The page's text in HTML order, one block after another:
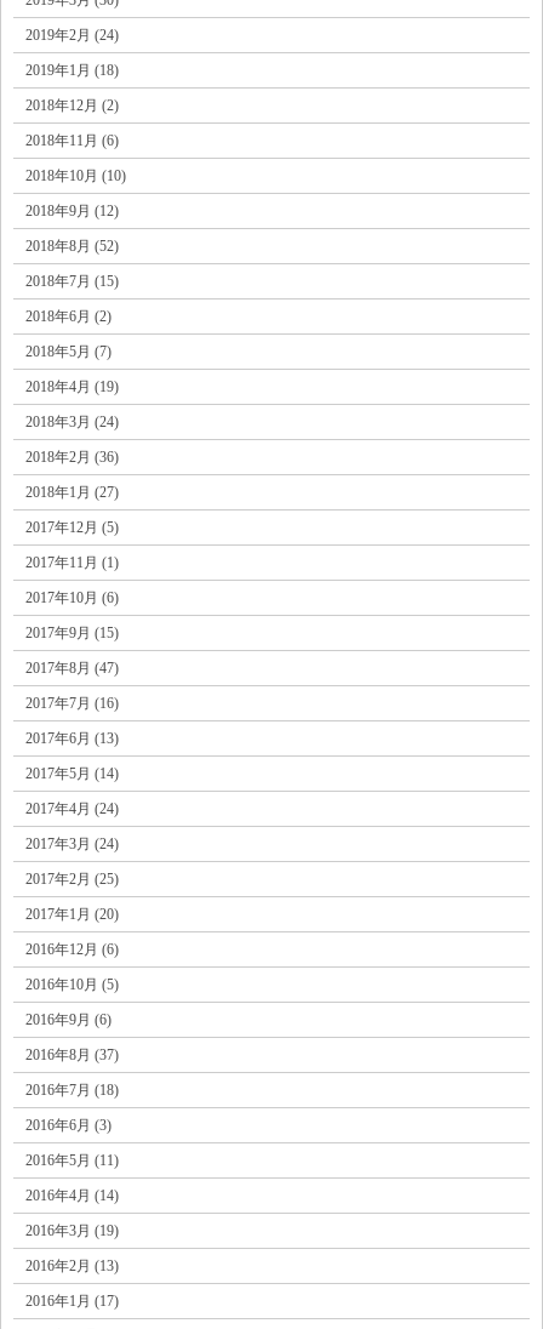
2019年2月 (24)
2019年1月 (18)
2018年12月 (2)
2018年11月 (6)
2018年10月 (10)
2018年9月 (12)
2018年8月 (52)
2018年7月 (15)
2018年6月 (2)
2018年5月 (7)
2018年4月 (19)
2018年3月 (24)
2018年2月 (36)
2018年1月 (27)
2017年12月 (5)
2017年11月 (1)
2017年10月 (6)
2017年9月 (15)
2017年8月 (47)
2017年7月 (16)
2017年6月 (13)
2017年5月 (14)
2017年4月 (24)
2017年3月 (24)
2017年2月 (25)
2017年1月 (20)
2016年12月 (6)
2016年10月 (5)
2016年9月 (6)
2016年8月 (37)
2016年7月 (18)
2016年6月 (3)
2016年5月 (11)
2016年4月 (14)
2016年3月 (19)
2016年2月 (13)
2016年1月 (17)